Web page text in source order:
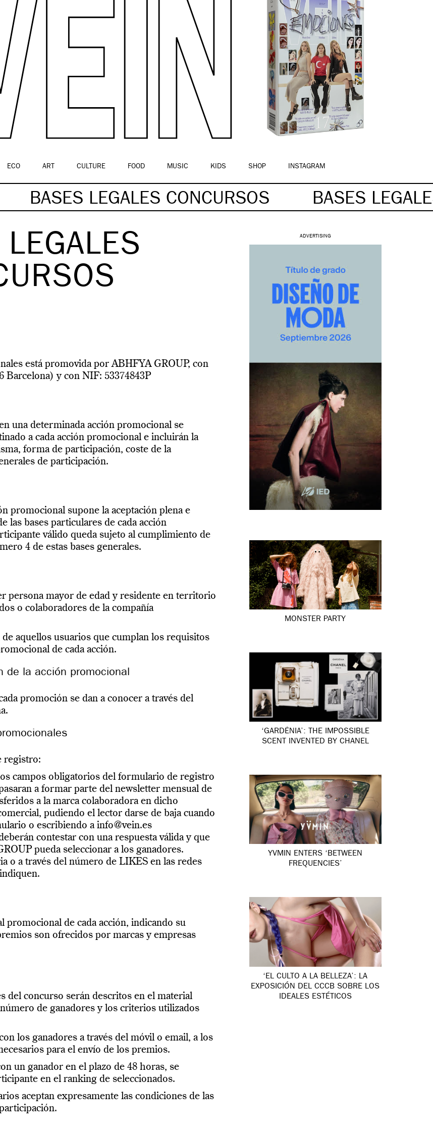
ECO ART CULTURE FOOD MUSIC KIDS SHOP INSTAGRAM
BASES LEGALES CONCURSOS BASES
está promovida por ABHFYA GROUP, con
Barcelona) y con NIF: 53374843P
una determinada acción promocional se
a cada acción promocional e incluirán la
forma de participación, coste de la
de participación.
promocional supone la aceptación plena e
las bases particulares de cada acción
válido queda sujeto al cumplimiento de
4 de estas bases generales.
persona mayor de edad y residente en territorio
o colaboradores de la compañía
aquellos usuarios que cumplan los requisitos
de cada acción.
de la acción promocional
promoción se dan a conocer a través del
registro:
campos obligatorios del formulario de registro
a formar parte del newsletter mensual de
a la marca colaboradora en dicho
pudiendo el lector darse de baja cuando
o escribiendo a info@vein.es
contestar con una respuesta válida y que
pueda seleccionar a los ganadores.
o a través del número de LIKES en las redes
de cada acción, indicando su
son ofrecidos por marcas y empresas
del concurso serán descritos en el material
de ganadores y los criterios utilizados
los ganadores a través del móvil o email, a los
para el envío de los premios.
un ganador en el plazo de 48 horas, se
en el ranking de seleccionados.
aceptan expresamente las condiciones de las
ADVERTISING
MONSTER PARTY
‘GARDÉNIA’: THE IMPOSSIBLE
SCENT INVENTED BY CHANEL
YVMIN ENTERS ‘BETWEEN
FREQUENCIES’
‘EL CULTO A LA BELLEZA’: LA
EXPOSICIÓN DEL CCCB SOBRE LOS
IDEALES ESTÉTICOS